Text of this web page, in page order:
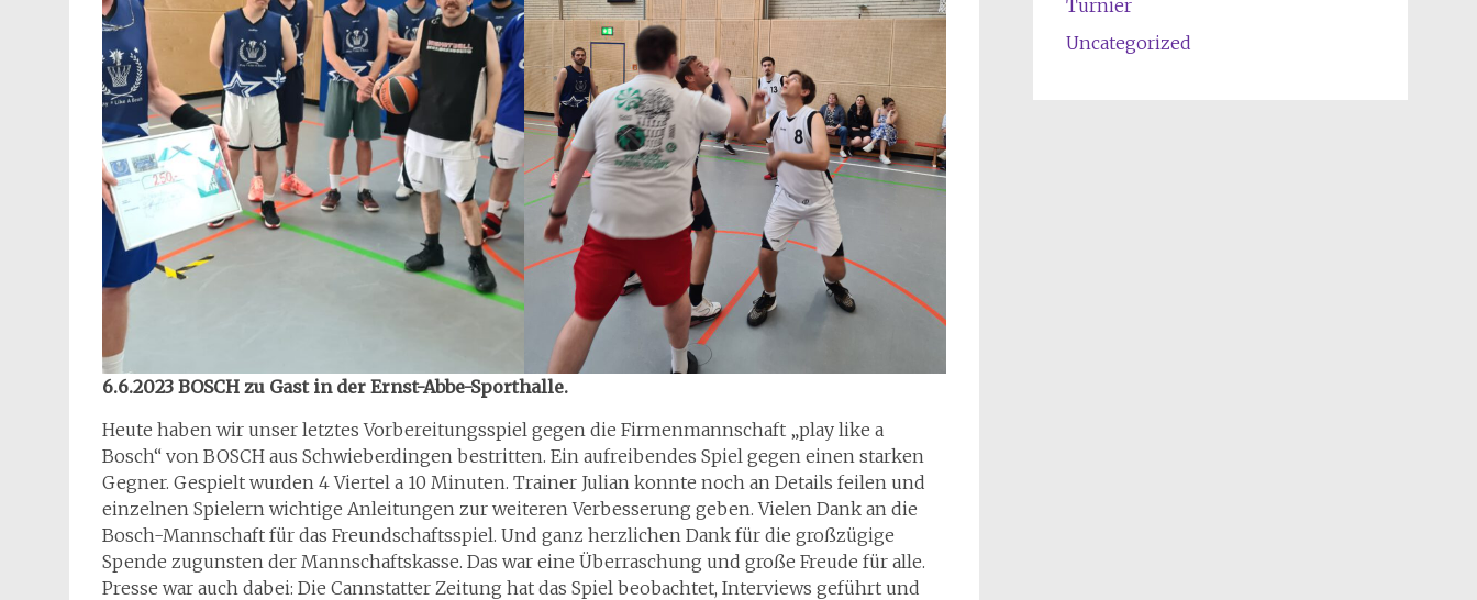
6.6.2023 BOSCH zu Gast in der Ernst-Abbe-Sporthalle.
Heute haben wir unser letztes Vorbereitungsspiel gegen die Firmenmannschaft „play like a
Bosch“ von BOSCH aus Schwieberdingen bestritten. Ein aufreibendes Spiel gegen einen starken
Gegner. Gespielt wurden 4 Viertel a 10 Minuten. Trainer Julian konnte noch an Details feilen und
einzelnen Spielern wichtige Anleitungen zur weiteren Verbesserung geben. Vielen Dank an die
Bosch-Mannschaft für das Freundschaftsspiel. Und ganz herzlichen Dank für die großzügige
Spende zugunsten der Mannschaftskasse. Das war eine Überraschung und große Freude für alle.
Presse war auch dabei: Die Cannstatter Zeitung hat das Spiel beobachtet, Interviews geführt und
Turnier
Uncategorized